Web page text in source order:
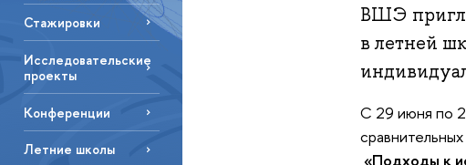
Стажировки
Исследовательские
проекты
Конференции
Летние школы
ВШЭ
в летней
С 29 июня по
«Подходы к